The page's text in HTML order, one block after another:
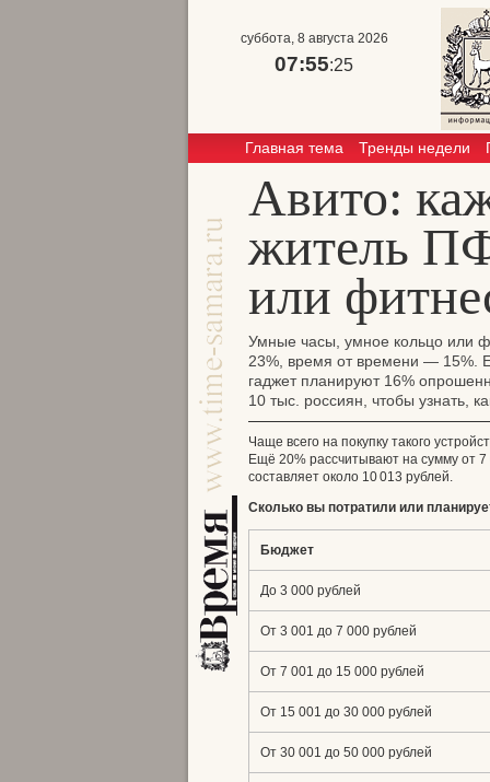
суббота, 8 августа 2026
07:55:26
Главная тема Тренды недели
Авито:
житель
или
Умные часы, умное кольцо или
23%, время от времени — 15%.
гаджет планируют 16%
10 тыс. россиян, чтобы узнать,
Чаще всего на покупку такого
Ещё 20% рассчитывают на сумму от
составляет около 10 013 рублей.
Сколько вы потратили или
Бюджет
До 3 000 рублей
От 3 001 до 7 000 рублей
От 7 001 до 15 000 рублей
От 15 001 до 30 000 рублей
От 30 001 до 50 000 рублей